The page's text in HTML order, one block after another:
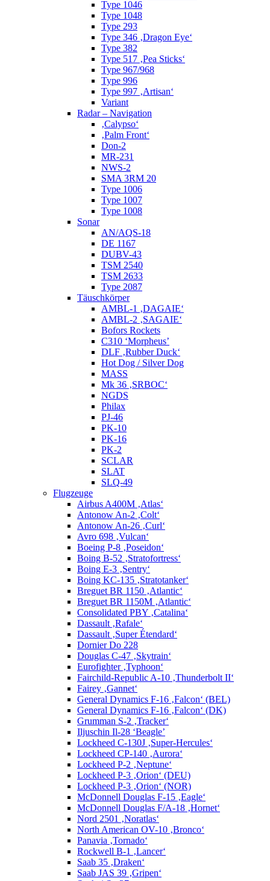
Type 1046
Type 1048
Type 293
Type 346 ‚Dragon Eye‘
Type 382
Type 517 ‚Pea Sticks‘
Type 967/968
Type 996
Type 997 ‚Artisan‘
Variant
Radar – Navigation
‚Calypso‘
‚Palm Front‘
Don-2
MR-231
NWS-2
SMA 3RM 20
Type 1006
Type 1007
Type 1008
Sonar
AN/AQS-18
DE 1167
DUBV-43
TSM 2540
TSM 2633
Type 2087
Täuschkörper
AMBL-1 ‚DAGAIE‘
AMBL-2 ‚SAGAIE‘
Bofors Rockets
C310 ‘Morpheus’
DLF ‚Rubber Duck‘
Hot Dog / Silver Dog
MASS
Mk 36 ‚SRBOC‘
NGDS
Philax
PJ-46
PK-10
PK-16
PK-2
SCLAR
SLAT
SLQ-49
Flugzeuge
Airbus A400M ‚Atlas‘
Antonow An-2 ‚Colt‘
Antonow An-26 ‚Curl‘
Avro 698 ‚Vulcan‘
Boeing P-8 ‚Poseidon‘
Boing B-52 ‚Stratofortress‘
Boing E-3 ‚Sentry‘
Boing KC-135 ‚Stratotanker‘
Breguet BR 1150 ‚Atlantic‘
Breguet BR 1150M ‚Atlantic‘
Consolidated PBY ‚Catalina‘
Dassault ‚Rafale‘
Dassault ‚Super Étendard‘
Dornier Do 228
Douglas C-47 ‚Skytrain‘
Eurofighter ‚Typhoon‘
Fairchild-Republic A-10 ‚Thunderbolt II‘
Fairey ‚Gannet‘
General Dynamics F-16 ‚Falcon‘ (BEL)
General Dynamics F-16 ‚Falcon‘ (DK)
Grumman S-2 ‚Tracker‘
Iljuschin Il-28 ‘Beagle’
Lockheed C-130J ‚Super-Hercules‘
Lockheed CP-140 ‚Aurora‘
Lockheed P-2 ‚Neptune‘
Lockheed P-3 ‚Orion‘ (DEU)
Lockheed P-3 ‚Orion‘ (NOR)
McDonnell Douglas F-15 ‚Eagle‘
McDonnell Douglas F/A-18 ‚Hornet‘
Nord 2501 ‚Noratlas‘
North American OV-10 ‚Bronco‘
Panavia ‚Tornado‘
Rockwell B-1 ‚Lancer‘
Saab 35 ‚Draken‘
Saab JAS 39 ‚Gripen‘